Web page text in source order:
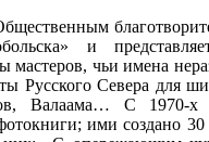
и
мастеров, чьи имена
Русского Севера для
Валаама… С 1970-х
ими создано